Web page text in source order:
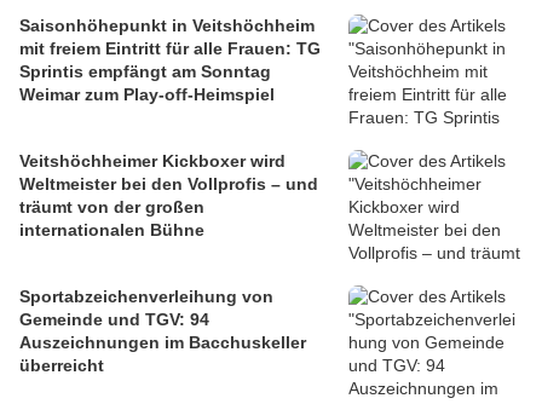
Saisonhöhepunkt in Veitshöchheim
mit freiem Eintritt für alle Frauen: TG
Sprintis empfängt am Sonntag
Weimar zum Play-off-Heimspiel
Veitshöchheimer Kickboxer wird
Weltmeister bei den Vollprofis – und
träumt von der großen
internationalen Bühne
Sportabzeichenverleihung von
Gemeinde und TGV: 94
Auszeichnungen im Bacchuskeller
überreicht